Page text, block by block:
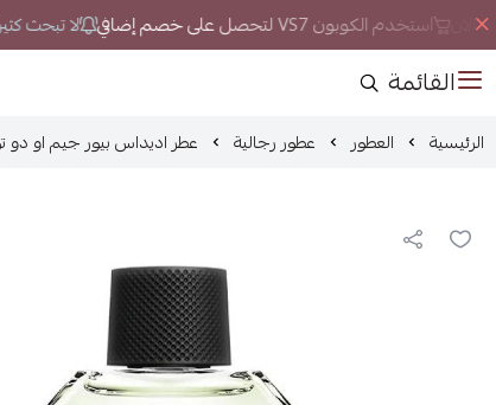
استخدم الكوبون VS7 لتحصل على خصم إضافي لا تبحث
القائمة
الرئيسية العطور عطور رجالية عطر اديداس بيور جيم او دو